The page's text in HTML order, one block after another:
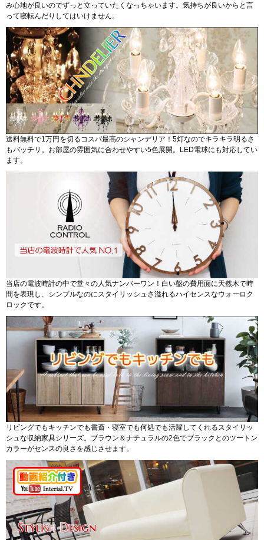
み心地が良いのでずっと立っていたくなっちゃいます。気持ちが良いからと言
って寝転んだりしてはいけません。
送料無料で1万円を切るコスパ最高のシャンデリア！5灯なのでキラキラ明るさ
もバッチリ。お部屋の雰囲気に合わせやすい5色展開。LED電球にも対応してい
ます。
当店の電波時計の中で堂々の人気ナンバーワン！白い盤の費用面に天然木で時
間を表現し、シンプルなのにスタイリッシュさ溢れるハイセンスなウォーロク
ロックです。
リビングでもキッチンでも書斎・寝室でも何処でも活躍してくれるスタイリッ
シュな収納家具シリーズ。ブラウン＆ナチュラルの2色でブラックとのツートン
カラーがセンスの良さを感じさせます。